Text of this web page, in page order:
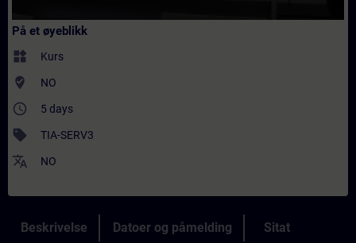
På et øyeblikk
widgets Kurs
where_to_vote NO
access_time 5 days
sell TIA-SERV3
translate NO
Beskrivelse Datoer og påmelding Sitat